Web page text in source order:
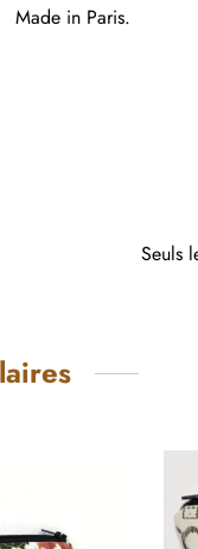
Made in Paris.
Seuls